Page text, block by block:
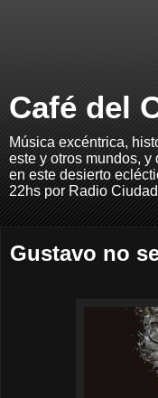
Café del
Música excéntrica,
este y otros mundos,
en este desierto
22hs por Radio
Gustavo no